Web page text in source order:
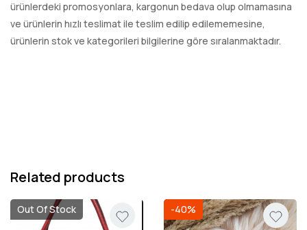
ürünlerdeki promosyonlara, kargonun bedava olup olmamasına
ve ürünlerin hızlı teslimat ile teslim edilip edilememesine,
ürünlerin stok ve kategorileri bilgilerine göre sıralanmaktadır.
Related products
Out Of Stock -40%